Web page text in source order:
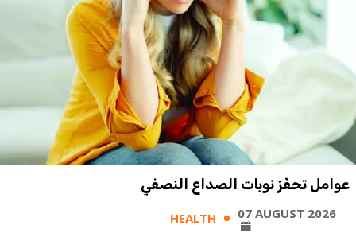
عوامل تحفّز نوبات الصداع النصفي
HEALTH 07 AUGUST 2026